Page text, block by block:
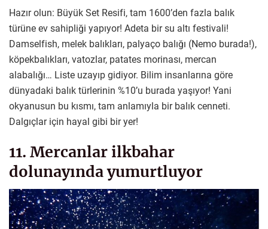
Hazır olun: Büyük Set Resifi, tam 1600’den fazla balık
türüne ev sahipliği yapıyor! Adeta bir su altı festivali!
Damselfish, melek balıkları, palyaço balığı (Nemo burada!),
köpekbalıkları, vatozlar, patates morinası, mercan
alabalığı… Liste uzayıp gidiyor. Bilim insanlarına göre
dünyadaki balık türlerinin %10’u burada yaşıyor! Yani
okyanusun bu kısmı, tam anlamıyla bir balık cenneti.
Dalgıçlar için hayal gibi bir yer!
11. Mercanlar ilkbahar
dolunayında yumurtluyor